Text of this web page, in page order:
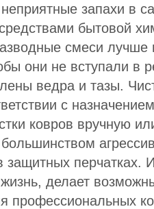
запахи в
бытовой
смеси лучше
они не вступали в
ведра и тазы.
с
ковров вручную
защитных перчатках.
делает
профессиональных